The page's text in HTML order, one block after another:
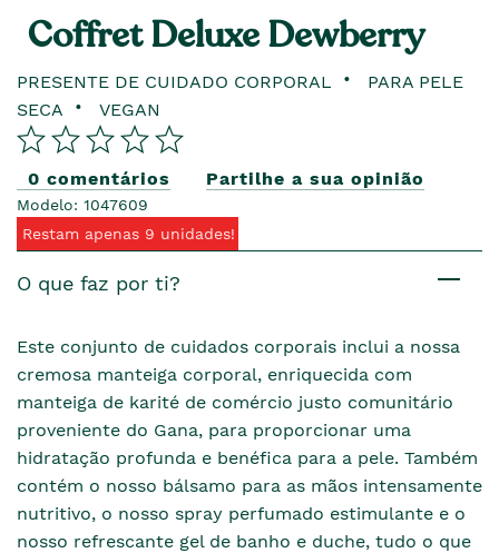
Coffret Deluxe Dewberry
PRESENTE DE CUIDADO CORPORAL
PARA PELE
SECA
VEGAN
0 comentários Partilhe a sua opinião
Modelo: 1047609
Restam apenas 9 unidades!
O que faz por ti?
Este conjunto de cuidados corporais inclui a nossa
cremosa manteiga corporal, enriquecida com
manteiga de karité de comércio justo comunitário
proveniente do Gana, para proporcionar uma
hidratação profunda e benéfica para a pele. Também
contém o nosso bálsamo para as mãos intensamente
nutritivo, o nosso spray perfumado estimulante e o
nosso refrescante gel de banho e duche, tudo o que